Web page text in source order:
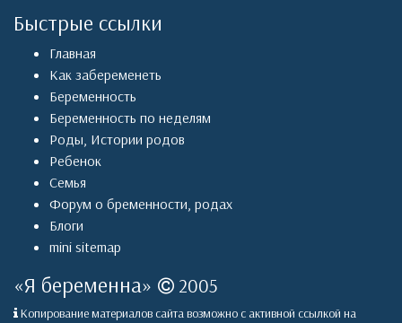
Быстрые ссылки
Главная
Как забеременеть
Беременность
Беременность по неделям
Роды, Истории родов
Ребенок
Семья
Форум о бременности, родах
Блоги
mini sitemap
«Я беременна» 2005
Копирование материалов сайта возможно с активной ссылкой на